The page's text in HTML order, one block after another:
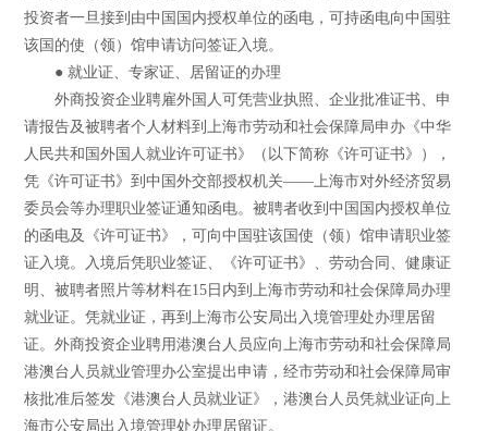
投资者一旦接到由中国国内授权单位的函电，可持函电向中国驻
该国的使（领）馆申请访问签证入境。
● 就业证、专家证、居留证的办理
外商投资企业聘雇外国人可凭营业执照、企业批准证书、申
请报告及被聘者个人材料到上海市劳动和社会保障局申办《中华
人民共和国外国人就业许可证书》（以下简称《许可证书》），
凭《许可证书》到中国外交部授权机关——上海市对外经济贸易
委员会等办理职业签证通知函电。被聘者收到中国国内授权单位
的函电及《许可证书》，可向中国驻该国使（领）馆申请职业签
证入境。入境后凭职业签证、《许可证书》、劳动合同、健康证
明、被聘者照片等材料在15日内到上海市劳动和社会保障局办理
就业证。凭就业证，再到上海市公安局出入境管理处办理居留
证。外商投资企业聘用港澳台人员应向上海市劳动和社会保障局
港澳台人员就业管理办公室提出申请，经市劳动和社会保障局审
核批准后签发《港澳台人员就业证》，港澳台人员凭就业证向上
海市公安局出入境管理处办理居留证。